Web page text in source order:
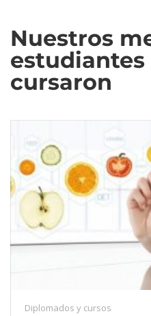
Nuestros
cursaron
Diplomados y cursos